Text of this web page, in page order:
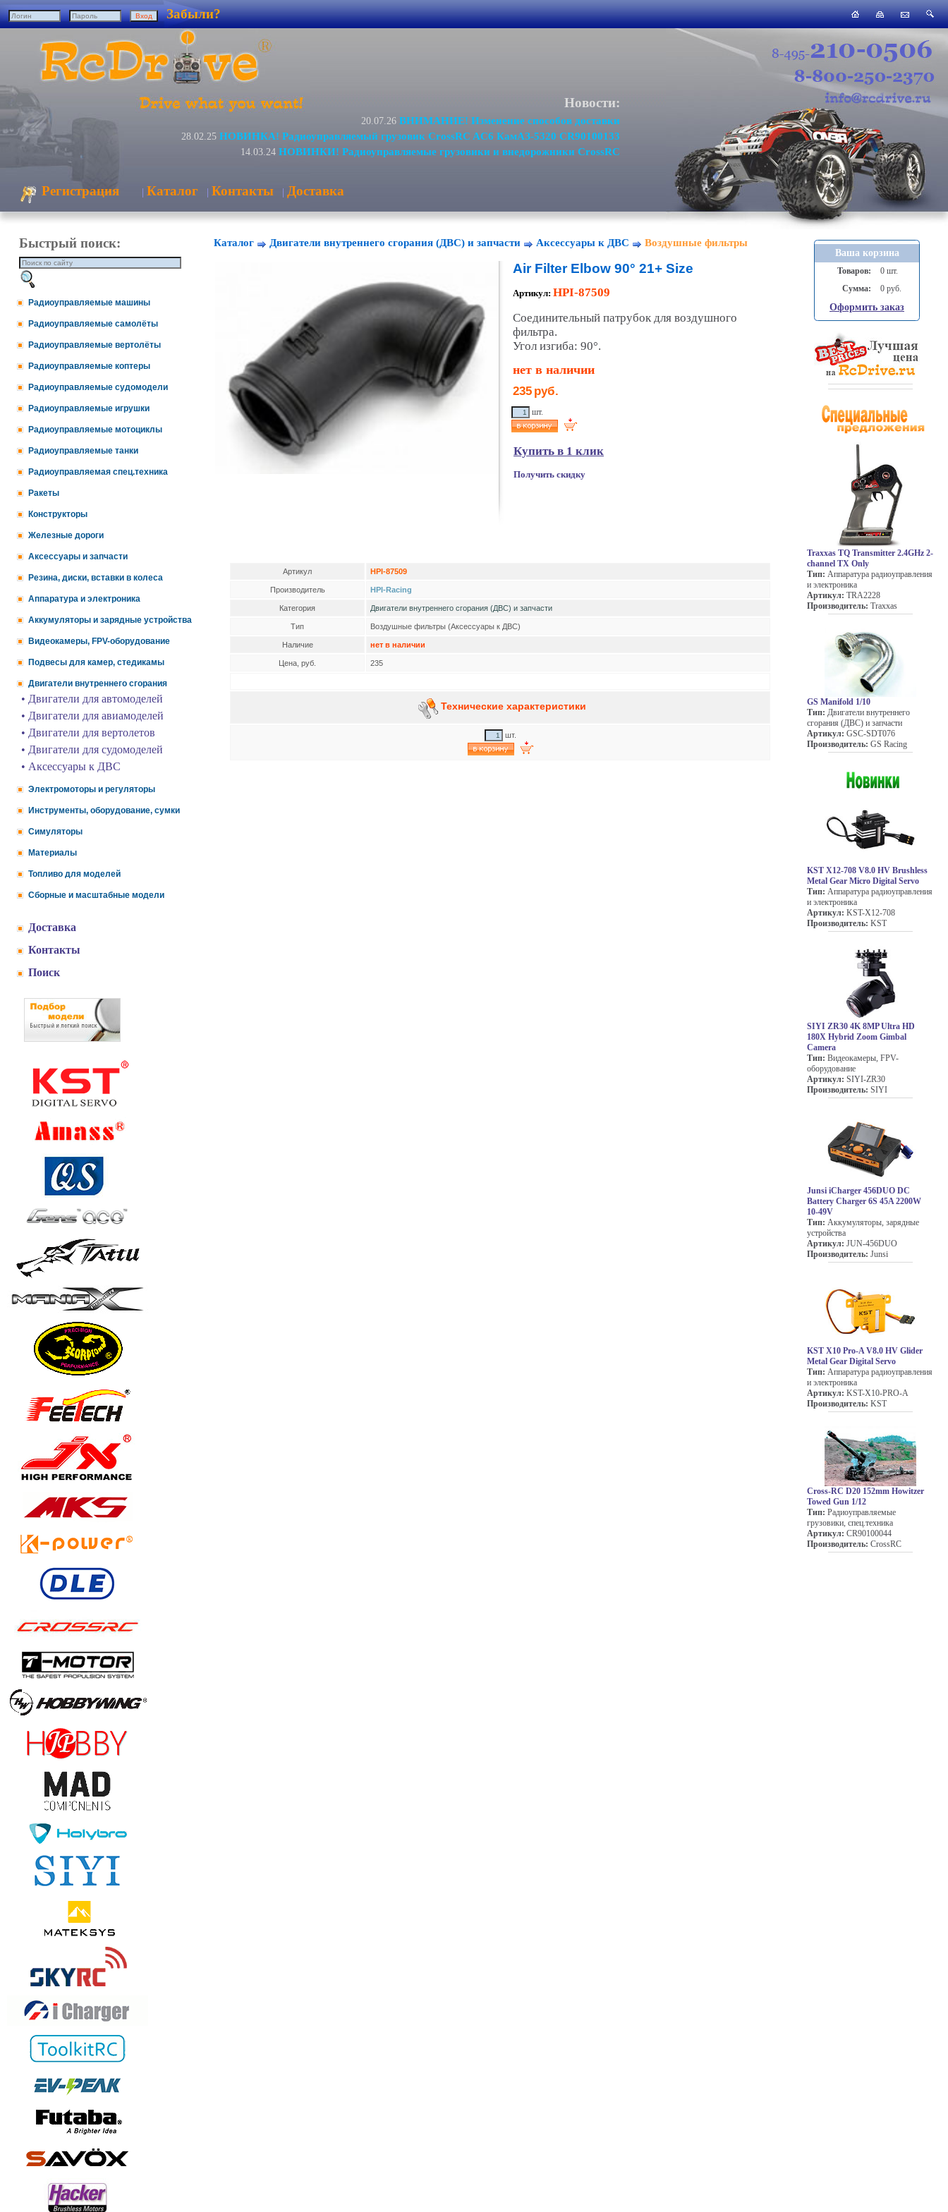
Забыли?
Новости:
20.07.26 ВНИМАНИЕ! Изменение способов доставки
28.02.25 НОВИНКА! Радиоуправляемый грузовик CrossRC AC6 КамАЗ-5320 CR90100133
14.03.24 НОВИНКИ! Радиоуправляемые грузовики и внедорожники CrossRC
Регистрация | Каталог | Контакты | Доставка
Быстрый поиск:
Радиоуправляемые машины
Радиоуправляемые самолёты
Радиоуправляемые вертолёты
Радиоуправляемые коптеры
Радиоуправляемые судомодели
Радиоуправляемые игрушки
Радиоуправляемые мотоциклы
Радиоуправляемые танки
Радиоуправляемая спец.техника
Ракеты
Конструкторы
Железные дороги
Аксессуары и запчасти
Резина, диски, вставки в колеса
Аппаратура и электроника
Аккумуляторы и зарядные устройства
Видеокамеры, FPV-оборудование
Подвесы для камер, стедикамы
Двигатели внутреннего сгорания
• Двигатели для автомоделей
• Двигатели для авиамоделей
• Двигатели для вертолетов
• Двигатели для судомоделей
• Аксессуары к ДВС
Электромоторы и регуляторы
Инструменты, оборудование, сумки
Симуляторы
Материалы
Топливо для моделей
Сборные и масштабные модели
Доставка
Контакты
Поиск
Каталог Двигатели внутреннего сгорания (ДВС) и запчасти Аксессуары к ДВС Воздушные фильтры
Air Filter Elbow 90° 21+ Size
Артикул: HPI-87509
Соединительный патрубок для воздушного
фильтра.
Угол изгиба: 90°.
нет в наличии
235 руб.
шт.
Купить в 1 клик
Получить скидку
Артикул HPI-87509
Производитель HPI-Racing
Категория Двигатели внутреннего сгорания (ДВС) и запчасти
Тип Воздушные фильтры (Аксессуары к ДВС)
Наличие нет в наличии
Цена, руб. 235
Технические характеристики
шт.
Ваша корзина
Товаров:
0 шт.
Сумма:
0 руб.
Оформить заказ
Traxxas TQ Transmitter 2.4GHz 2-
channel TX Only
Тип: Аппаратура радиоуправления
и электроника
Артикул: TRA2228
Производитель: Traxxas
GS Manifold 1/10
Тип: Двигатели внутреннего
сгорания (ДВС) и запчасти
Артикул: GSC-SDT076
Производитель: GS Racing
KST X12-708 V8.0 HV Brushless
Metal Gear Micro Digital Servo
Тип: Аппаратура радиоуправления
и электроника
Артикул: KST-X12-708
Производитель: KST
SIYI ZR30 4K 8MP Ultra HD
180X Hybrid Zoom Gimbal
Camera
Тип: Видеокамеры, FPV-
оборудование
Артикул: SIYI-ZR30
Производитель: SIYI
Junsi iCharger 456DUO DC
Battery Charger 6S 45A 2200W
10-49V
Тип: Аккумуляторы, зарядные
устройства
Артикул: JUN-456DUO
Производитель: Junsi
KST X10 Pro-A V8.0 HV Glider
Metal Gear Digital Servo
Тип: Аппаратура радиоуправления
и электроника
Артикул: KST-X10-PRO-A
Производитель: KST
Cross-RC D20 152mm Howitzer
Towed Gun 1/12
Тип: Радиоуправляемые
грузовики, спец.техника
Артикул: CR90100044
Производитель: CrossRC